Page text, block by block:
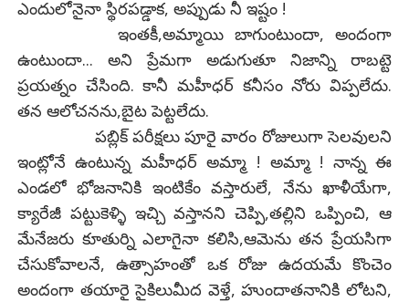
ఎందులోనైనా స్థిరపడ్డాక, అప్పుడు నీ ఇష్టం !
ఇంతకీ,అమ్మాయి బాగుంటుందా, అందంగా
ఉంటుందా... అని ప్రేమగా అడుగుతూ నిజాన్ని రాబట్టె
ప్రయత్నం చేసింది. కానీ మహీధర్ కనీసం నోరు విప్పలేదు.
తన ఆలోచనను,బైట పెట్టలేదు.
పబ్లిక్ పరీక్షలు పూరై వారం రోజులుగా సెలవులని
ఇంట్లోనే ఉంటున్న మహీధర్ అమ్మా ! అమ్మా ! నాన్న ఈ
ఎండలో భోజనానికి ఇంటికేం వస్తారులే, నేను ఖాళీయేగా,
క్యారేజీ పట్టుకెళ్ళి ఇచ్చి వస్తానని చెప్పి,తల్లిని ఒప్పించి, ఆ
మేనేజరు కూతుర్ని ఎలాగైనా కలిసి,ఆమెను తన ప్రేయసిగా
చేసుకోవాలనే, ఉత్సాహంతో ఒక రోజు ఉదయమే కొంచెం
అందంగా తయారై సైకిలుమీద వెళ్తే, హుందాతనానికి లోటని,